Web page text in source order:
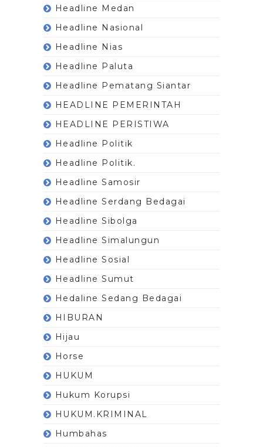
Headline Medan
Headline Nasional
Headline Nias
Headline Paluta
Headline Pematang Siantar
HEADLINE PEMERINTAH
HEADLINE PERISTIWA
Headline Politik
Headline Politik.
Headline Samosir
Headline Serdang Bedagai
Headline Sibolga
Headline Simalungun
Headline Sosial
Headline Sumut
Hedaline Sedang Bedagai
HIBURAN
Hijau
Horse
HUKUM
Hukum Korupsi
HUKUM.KRIMINAL
Humbahas